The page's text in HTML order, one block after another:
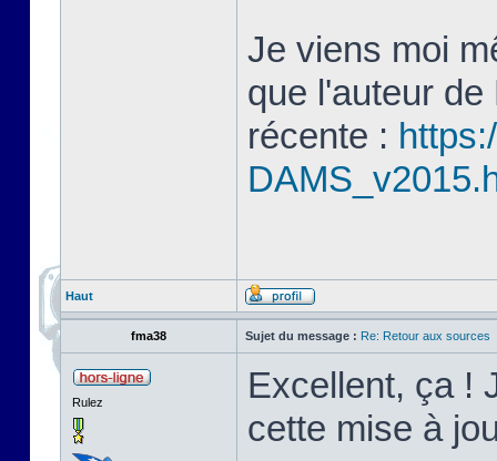
Je viens moi
que l'auteur
récente :
Haut
fma38 Sujet du message : Re: Retour aux sources
Rulez
Excellent, ça !
cette mise à